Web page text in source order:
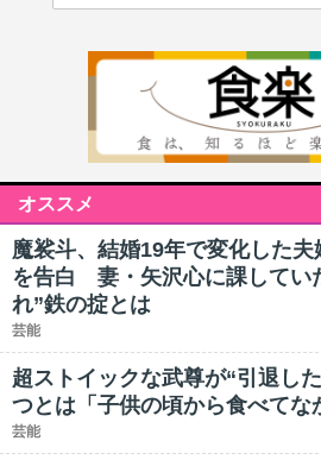
オススメ
魔裟斗、結婚19年で変化した
を告白 妻・矢沢心に課してい
れ”鉄の掟とは
芸能
超ストイックな武尊が“引退し
つとは「子供の頃から食べてな
芸能